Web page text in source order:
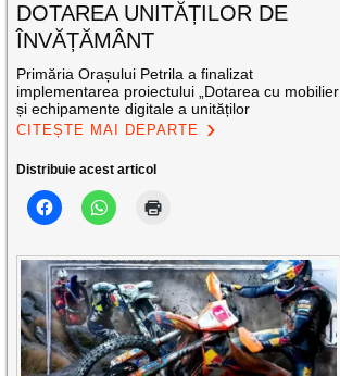
DOTAREA UNITĂȚILOR DE
ÎNVĂȚĂMÂNT
Primăria Orașului Petrila a finalizat
implementarea proiectului „Dotarea cu mobilier
și echipamente digitale a unităților
CITEȘTE MAI DEPARTE
Distribuie acest articol